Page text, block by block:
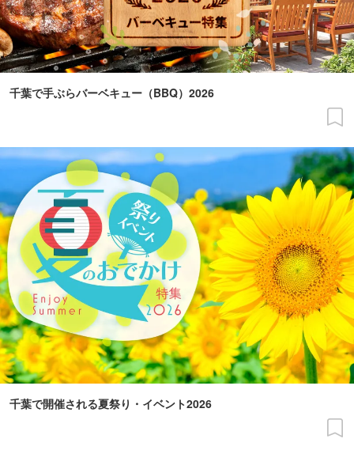
千葉で手ぶらバーベキュー（BBQ）2026
千葉で開催される夏祭り・イベント2026